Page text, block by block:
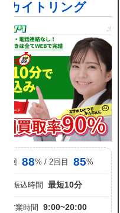
カイトリング
初回 88% / 2回目 85%
振込時間 最短10分
営業時間 9:00~20:00